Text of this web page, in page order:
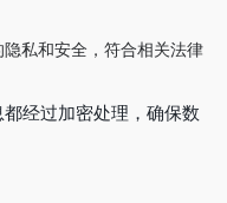
私和安全，符合相关法律
经过加密处理，确保数